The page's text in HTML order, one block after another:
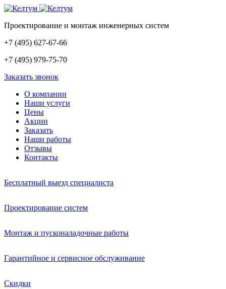
Проектирование и монтаж инженерных систем
+7 (495) 627-67-66
+7 (495) 979-75-70
Заказать звонок
О компании
Наши услуги
Цены
Акции
Заказать
Наши работы
Отзывы
Контакты
Бесплатный выезд специалиста
Проектирование систем
Монтаж и пусконаладочные работы
Гарантийное и сервисное обслуживание
Скидки